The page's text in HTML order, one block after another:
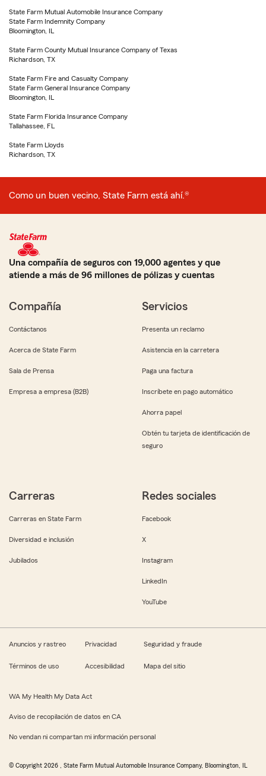
State Farm Mutual Automobile Insurance Company
State Farm Indemnity Company
Bloomington, IL
State Farm County Mutual Insurance Company of Texas
Richardson, TX
State Farm Fire and Casualty Company
State Farm General Insurance Company
Bloomington, IL
State Farm Florida Insurance Company
Tallahassee, FL
State Farm Lloyds
Richardson, TX
Como un buen vecino, State Farm está ahí.®
Una compañía de seguros con 19,000 agentes y que
atiende a más de 96 millones de pólizas y cuentas
Compañía
Contáctanos
Acerca de State Farm
Sala de Prensa
Empresa a empresa (B2B)
Servicios
Presenta un reclamo
Asistencia en la carretera
Paga una factura
Inscríbete en pago automático
Ahorra papel
Obtén tu tarjeta de identificación de
seguro
Carreras
Carreras en State Farm
Diversidad e inclusión
Jubilados
Redes sociales
Facebook
X
Instagram
LinkedIn
YouTube
Anuncios y rastreo Privacidad Seguridad y fraude
Términos de uso Accesibilidad Mapa del sitio
WA My Health My Data Act
Aviso de recopilación de datos en CA
No vendan ni compartan mi información personal
© Copyright 2026 , State Farm Mutual Automobile Insurance Company, Bloomington, IL